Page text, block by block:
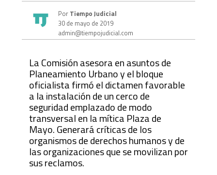
PorTiempo Judicial
30 de mayo de 2019
admin@tiempojudicial.com
La Comisión asesora en asuntos de
Planeamiento Urbano y el bloque
oficialista firmó el dictamen favorable
a la instalación de un cerco de
seguridad emplazado de modo
transversal en la mítica Plaza de
Mayo. Generará críticas de los
organismos de derechos humanos y de
las organizaciones que se movilizan por
sus reclamos.